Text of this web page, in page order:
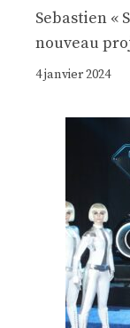
Sebastien «
nouveau
4 janvier 2024